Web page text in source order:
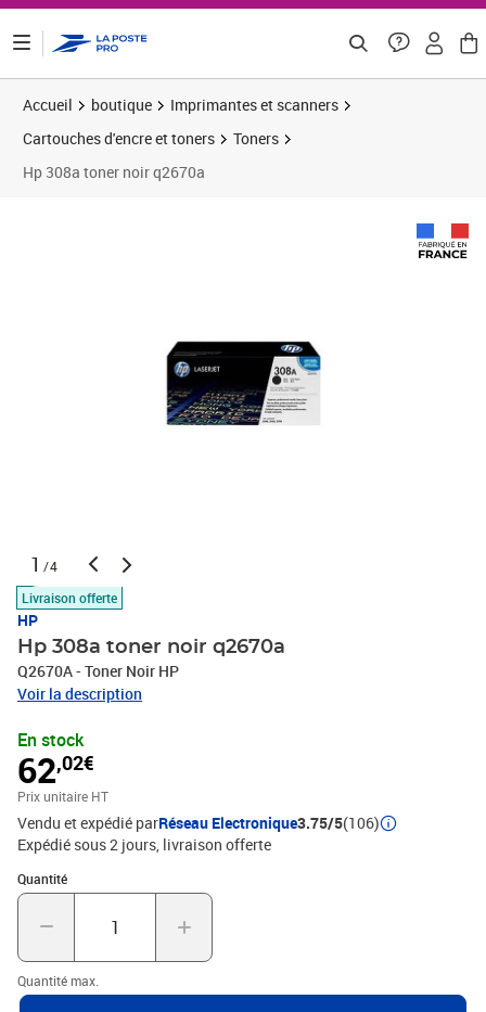
Accueil boutique
Imprimantes et scanners
Cartouches d'encre et toners
Toners
Hp 308a toner noir q2670a
1 /4
Livraison offerte
HP
Hp 308a toner noir q2670a
Q2670A - Toner Noir HP
Voir la description
En stock
62,02€
Prix unitaire HT
Vendu et expédié parRéseau Electronique3.75/5(106)
Expédié sous 2 jours livraison offerte
Quantité
Quantité : 1
Quantité max.